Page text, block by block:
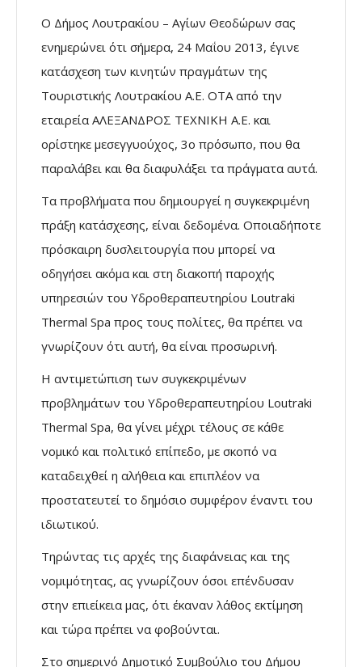
Ο Δήμος Λουτρακίου – Αγίων Θεοδώρων σας
ενημερώνει ότι σήμερα, 24 Μαΐου 2013, έγινε
κατάσχεση των κινητών πραγμάτων της
Τουριστικής Λουτρακίου Α.Ε. ΟΤΑ από την
εταιρεία ΑΛΕΞΑΝΔΡΟΣ ΤΕΧΝΙΚΗ Α.Ε. και
ορίστηκε μεσεγγυούχος, 3o πρόσωπο, που θα
παραλάβει και θα διαφυλάξει τα πράγματα αυτά.
Τα προβλήματα που δημιουργεί η συγκεκριμένη
πράξη κατάσχεσης, είναι δεδομένα. Οποιαδήποτε
πρόσκαιρη δυσλειτουργία που μπορεί να
οδηγήσει ακόμα και στη διακοπή παροχής
υπηρεσιών του Υδροθεραπευτηρίου Loutraki
Thermal Spa προς τους πολίτες, θα πρέπει να
γνωρίζουν ότι αυτή, θα είναι προσωρινή.
Η αντιμετώπιση των συγκεκριμένων
προβλημάτων του Υδροθεραπευτηρίου Loutraki
Thermal Spa, θα γίνει μέχρι τέλους σε κάθε
νομικό και πολιτικό επίπεδο, με σκοπό να
καταδειχθεί η αλήθεια και επιπλέον να
προστατευτεί το δημόσιο συμφέρον έναντι του
ιδιωτικού.
Τηρώντας τις αρχές της διαφάνειας και της
νομιμότητας, ας γνωρίζουν όσοι επένδυσαν
στην επιείκεια μας, ότι έκαναν λάθος εκτίμηση
και τώρα πρέπει να φοβούνται.
Στο σημερινό Δημοτικό Συμβούλιο του Δήμου